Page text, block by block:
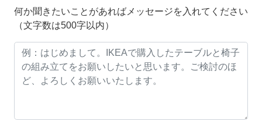
何か聞きたいことがあればメッセージを入れてください
（文字数は500字以内）